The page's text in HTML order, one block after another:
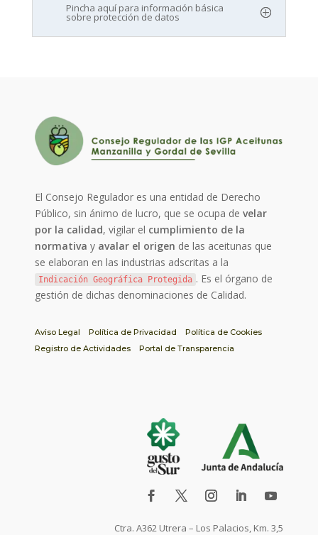
Pincha aquí para información básica
sobre protección de datos
El Consejo Regulador es una entidad de Derecho
Público, sin ánimo de lucro, que se ocupa develar
por la calidad, vigilar el cumplimiento de la
normativa y avalar el origen de las aceitunas que
se elaboran en las industrias adscritas a la
Indicación Geográfica Protegida . Es el órgano de
gestión de dichas denominaciones de Calidad.
Aviso Legal Política de Privacidad
Política de Cookies
Registro de Actividades
Portal de Transparencia
Ctra. A362 Utrera – Los Palacios, Km. 3,5